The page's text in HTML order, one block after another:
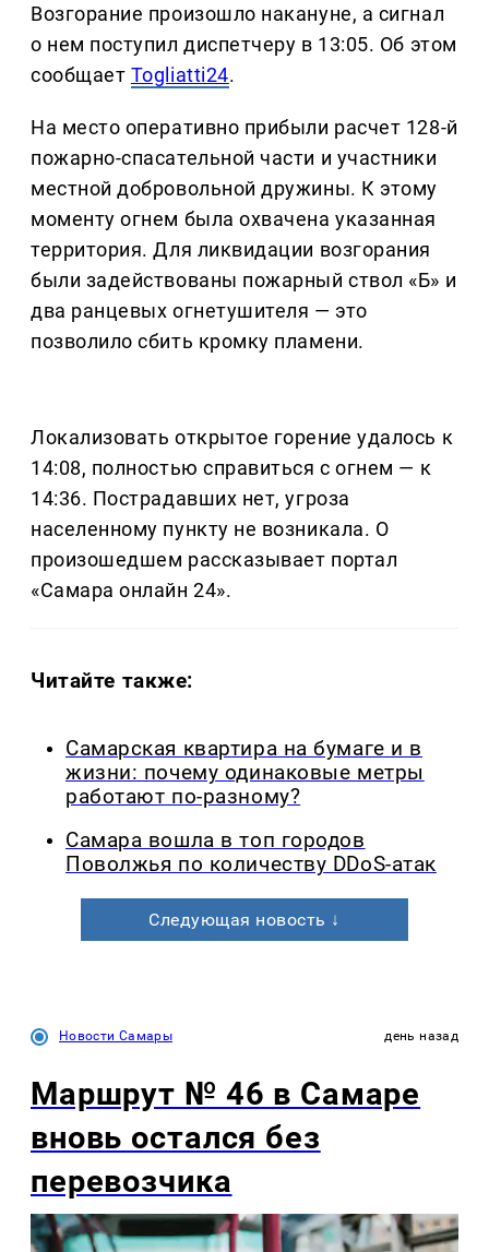
Возгорание произошло накануне, а сигнал
о нем поступил диспетчеру в 13:05. Об этом
сообщает Togliatti24.
На место оперативно прибыли расчет 128-й
пожарно-спасательной части и участники
местной добровольной дружины. К этому
моменту огнем была охвачена указанная
территория. Для ликвидации возгорания
были задействованы пожарный ствол «Б» и
два ранцевых огнетушителя — это
позволило сбить кромку пламени.
Локализовать открытое горение удалось к
14:08, полностью справиться с огнем — к
14:36. Пострадавших нет, угроза
населенному пункту не возникала. О
произошедшем рассказывает портал
«Самара онлайн 24».
Читайте также:
Самарская квартира на бумаге и в
жизни: почему одинаковые метры
работают по-разному?
Самара вошла в топ городов
Поволжья по количеству DDoS-атак
Следующая новость ↓
Новости Самары день назад
Маршрут № 46 в Самаре
вновь остался без
перевозчика